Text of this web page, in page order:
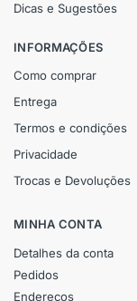
Dicas e Sugestões
INFORMAÇÕES
Como comprar
Entrega
Termos e condições
Privacidade
Trocas e Devoluções
MINHA CONTA
Detalhes da conta
Pedidos
Endereços